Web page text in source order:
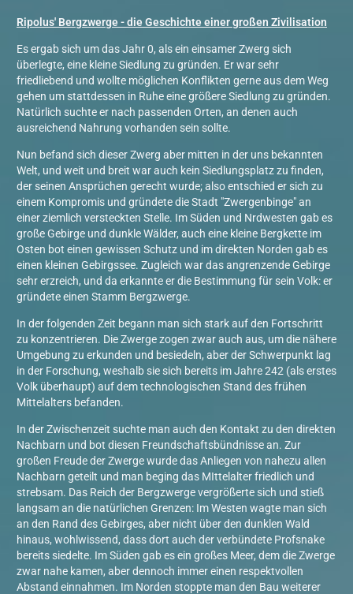
Ripolus' Bergzwerge - die Geschichte einer großen Zivilisation
Es ergab sich um das Jahr 0, als ein einsamer Zwerg sich
überlegte, eine kleine Siedlung zu gründen. Er war sehr
friedliebend und wollte möglichen Konflikten gerne aus dem Weg
gehen um stattdessen in Ruhe eine größere Siedlung zu gründen.
Natürlich suchte er nach passenden Orten, an denen auch
ausreichend Nahrung vorhanden sein sollte.
Nun befand sich dieser Zwerg aber mitten in der uns bekannten
Welt, und weit und breit war auch kein Siedlungsplatz zu finden,
der seinen Ansprüchen gerecht wurde; also entschied er sich zu
einem Kompromis und gründete die Stadt "Zwergenbinge" an
einer ziemlich versteckten Stelle. Im Süden und Nrdwesten gab es
große Gebirge und dunkle Wälder, auch eine kleine Bergkette im
Osten bot einen gewissen Schutz und im direkten Norden gab es
einen kleinen Gebirgssee. Zugleich war das angrenzende Gebirge
sehr erzreich, und da erkannte er die Bestimmung für sein Volk: er
gründete einen Stamm Bergzwerge.
In der folgenden Zeit begann man sich stark auf den Fortschritt
zu konzentrieren. Die Zwerge zogen zwar auch aus, um die nähere
Umgebung zu erkunden und besiedeln, aber der Schwerpunkt lag
in der Forschung, weshalb sie sich bereits im Jahre 242 (als erstes
Volk überhaupt) auf dem technologischen Stand des frühen
Mittelalters befanden.
In der Zwischenzeit suchte man auch den Kontakt zu den direkten
Nachbarn und bot diesen Freundschaftsbündnisse an. Zur
großen Freude der Zwerge wurde das Anliegen von nahezu allen
Nachbarn geteilt und man beging das MIttelalter friedlich und
strebsam. Das Reich der Bergzwerge vergrößerte sich und stieß
langsam an die natürlichen Grenzen: Im Westen wagte man sich
an den Rand des Gebirges, aber nicht über den dunklen Wald
hinaus, wohlwissend, dass dort auch der verbündete Profsnake
bereits siedelte. Im Süden gab es ein großes Meer, dem die Zwerge
zwar nahe kamen, aber dennoch immer einen respektvollen
Abstand einnahmen. Im Norden stoppte man den Bau weiterer